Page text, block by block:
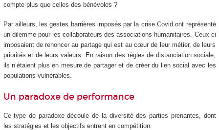
compte plus que celles des bénévoles ?
Par ailleurs, les gestes barrières imposés par la crise Covid ont représenté
un dilemme pour les collaborateurs des associations humanitaires. Ceux-ci
imposaient de renoncer au partage qui est au cœur de leur métier, de leurs
priorités et de leurs valeurs. En raison des règles de distanciation sociale,
ils n’étaient plus en mesure de partager et de créer du lien social avec les
populations vulnérables.
Un paradoxe de performance
Ce type de paradoxe découle de la diversité des parties prenantes, dont
les stratégies et les objectifs entrent en compétition.